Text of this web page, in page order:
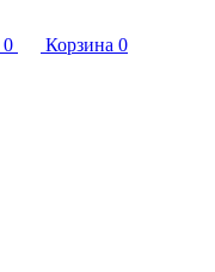
0 Корзина 0